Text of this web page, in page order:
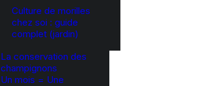
Culture de morilles
chez soi : guide
complet (jardin)
La conservation des
champignons
Un mois = Une